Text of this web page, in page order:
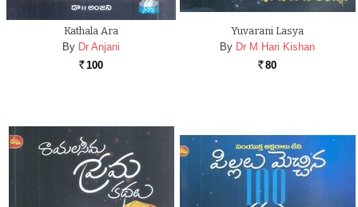
Kathala Ara
By Dr Anjani
Rs. 100
Yuvarani Lasya
By Dr M Hari Kishan
Rs. 80